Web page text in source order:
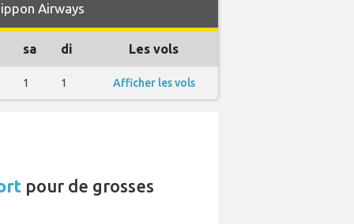
Airways
sa di Les vols
1 1 Afficher les vols
pour de grosses